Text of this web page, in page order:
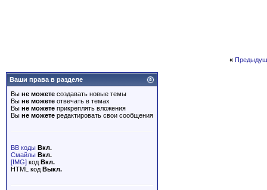
«
Ваши права в разделе
Вы не можете создавать новые темы
Вы не можете отвечать в темах
Вы не можете прикреплять вложения
Вы не можете редактировать свои сообщения
BB коды Вкл.
Смайлы Вкл.
[IMG] код Вкл.
HTML код Выкл.